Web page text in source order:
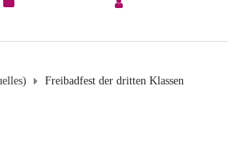
Freibadfest der dritten Klassen